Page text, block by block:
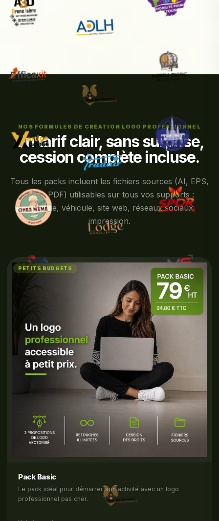
NOS FORMULES DE CRÉATION LOGO PROFESSIONNEL
Un tarif clair, sans surprise,
cession complète incluse.
Tous les packs incluent les fichiers sources (AI, EPS,
PNG, PDF) utilisables sur tous vos supports :
enseigne, véhicule, site web, réseaux sociaux,
impression.
PETITS BUDGETS
Pack Basic
Le pack idéal pour démarrer son activité avec un logo
professionnel pas cher.